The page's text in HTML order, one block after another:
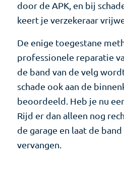
door de APK, en bij
keert je verzekeraar
De enige toegestane
professionele reparatie
de band van de velg
schade ook aan de
beoordeeld. Heb je nu
Rijd er dan alleen nog
de garage en laat de
vervangen.